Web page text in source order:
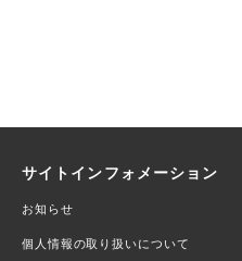
サイトインフォメーション
お知らせ
個人情報の取り扱いについて